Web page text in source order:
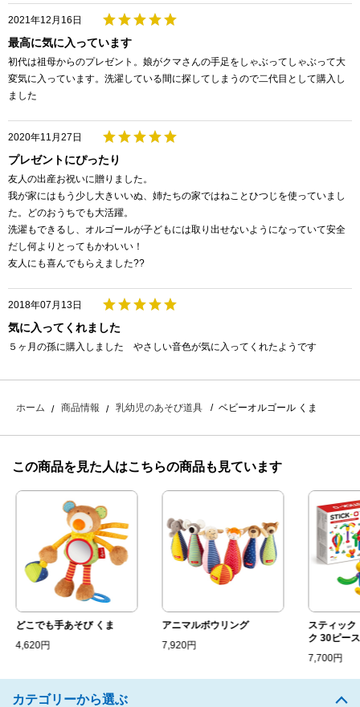
2021年12月16日
最高に気に入っています
初代は祖母からのプレゼント。娘がクマさんの手足をしゃぶってしゃぶって大
変気に入っています。洗濯している間に探してしまうので二代目として購入し
ました
2020年11月27日
プレゼントにぴったり
友人の出産お祝いに贈りました。
我が家にはもう少し大きいいぬ、姉たちの家ではねことひつじを使っていまし
た。どのおうちでも大活躍。
洗濯もできるし、オルゴールが子どもには取り出せないようになっていて安全
だし何よりとってもかわいい！
友人にも喜んでもらえました??
2018年07月13日
気に入ってくれました
５ヶ月の孫に購入しました やさしい音色が気に入ってくれたようです
ホーム 商品情報 乳幼児のあそび道具 ベビーオルゴール くま
この商品を見た人はこちらの商品も見ています
どこでも手あそび くま
4,620円
アニマルボウリング
7,920円
スティック
ク 30ピース
7,700円
カテゴリーから選ぶ